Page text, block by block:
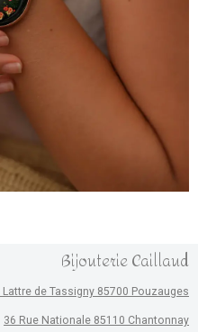
Bijouterie Caillaud
de Tassigny 85700 Pouzauges
36 Rue Nationale 85110 Chantonnay